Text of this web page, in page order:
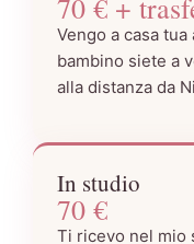
Vengo a casa
bambino siete a
alla distanza da
In studio
70 €
Ti ricevo nel mio